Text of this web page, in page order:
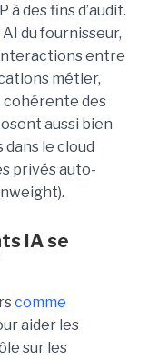
des fins d’audit.
du fournisseur,
entre
métier,
cohérente des
aussi bien
le cloud
privés auto-
IA se
comme
aider les
sur les